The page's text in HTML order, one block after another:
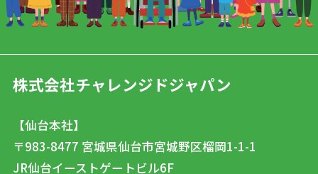
株式会社チャレンジドジャパン
【仙台本社】
〒983-8477 宮城県仙台市宮城野区榴岡1-1-1
JR仙台イーストゲートビル6F